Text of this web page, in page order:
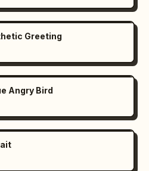
Greeting
Angry Bird